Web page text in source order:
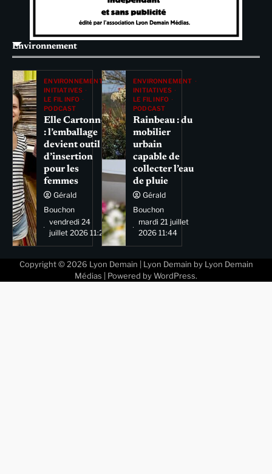
Environnement
ENVIRONNEMENT
INITIATIVES
LE FIL INFO
PODCAST
Elle Cartonne
: l’emballage
devient outil
d’insertion
pour les
femmes
Gérald
Bouchon
vendredi 24
juillet 2026 11:29
ENVIRONNEMENT
INITIATIVES
LE FIL INFO
PODCAST
Rainbeau : du
mobilier
urbain
capable de
collecter l’eau
de pluie
Gérald
Bouchon
mardi 21 juillet
2026 11:44
Copyright © 2026 Lyon Demain | Lyon Demain by Lyon Demain
Médias | Powered by WordPress.